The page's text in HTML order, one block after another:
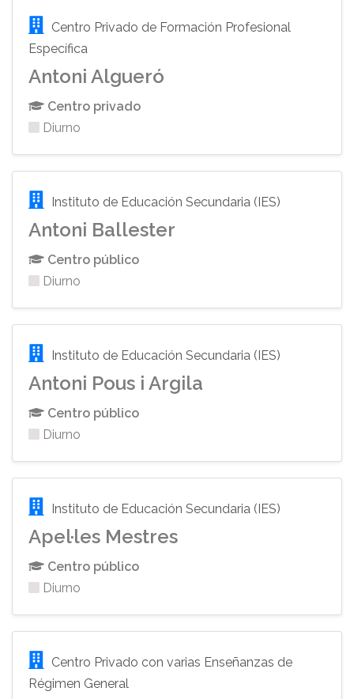
Centro Privado de Formación Profesional
Específica
Antoni Algueró
Centro privado
Diurno
Instituto de Educación Secundaria (IES)
Antoni Ballester
Centro público
Diurno
Instituto de Educación Secundaria (IES)
Antoni Pous i Argila
Centro público
Diurno
Instituto de Educación Secundaria (IES)
Apel·les Mestres
Centro público
Diurno
Centro Privado con varias Enseñanzas de
Régimen General